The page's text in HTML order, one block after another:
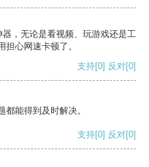
，无论是看视频、玩游戏还是工
心网速卡顿了。
支持[0] 反对[0]
能得到及时解决。
支持[0] 反对[0]